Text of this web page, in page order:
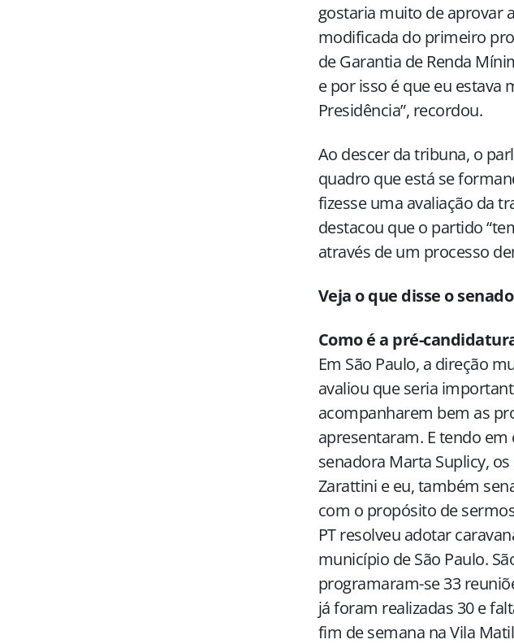
gostaria muito de aprovar
modificada do primeiro
de Garantia de Renda
e por isso é que eu estava
Presidência”, recordou.
Ao descer da tribuna, o
quadro que está se
fizesse uma avaliação da
destacou que o partido
através de um processo
Veja o que disse o
Como é a pré-
Em São Paulo, a direção
avaliou que seria
acompanharem bem as
apresentaram. E tendo
senadora Marta Suplicy,
Zarattini e eu, também
com o propósito de
PT resolveu adotar
município de São Paulo.
programaram-se 33
já foram realizadas 30 e
fim de semana na Vila